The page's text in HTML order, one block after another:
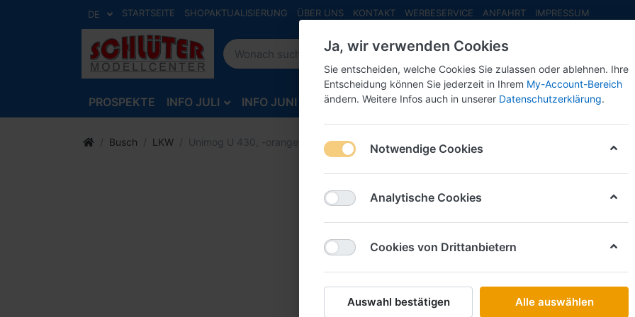
DE STARTSEITE SHOPAKTUALISIERUNG ÜBER UNS KONTAKT WERBESERVICE ANFAHRT IMPRESSUM
PROSPEKTE INFO JULI INFO JUNI INFO MAI NEU EINGETROFFEN NEUHEITEN
Busch LKW Unimog U 430, -orange- -1:87-
Busch
Art.-Nr.
43,50
Ja, wir verwenden Cookies
Sie entscheiden, welche Cookies Sie zulassen oder ablehnen. Ihre
Entscheidung können Sie jederzeit in Ihrem My-Account-Bereich
ändern. Weitere Infos auch in unserer Datenschutzerklärung.
Notwendige Cookies
Analytische Cookies
Cookies von Drittanbietern
Auswahl bestätigen Alle auswählen